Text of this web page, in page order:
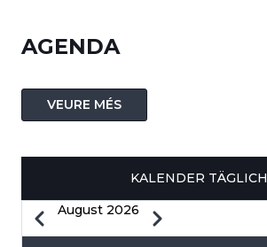
AGENDA
VEURE MÉS
KALENDER TÄGLICH
SEITENNUMMERIERUNG
ZurückAugust 2026 Weiter